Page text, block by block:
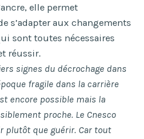
elle permet
s’adapter aux changements
sont toutes nécessaires
réussir.
signes du décrochage dans
fragile dans la carrière
encore possible mais la
proche. Le Cnesco
plutôt que guérir. Car tout